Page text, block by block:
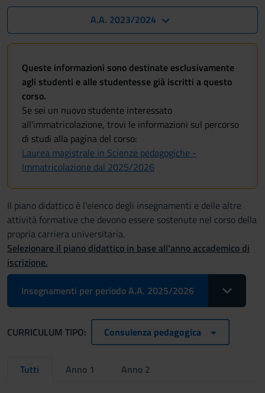
A.A. 2023/2024
Queste informazioni sono destinate esclusivamente
agli studenti e alle studentesse già iscritti a questo
corso.
Se sei un nuovo studente interessato
all'immatricolazione, trovi le informazioni sul percorso
di studi alla pagina del corso:
Laurea magistrale in Scienze pedagogiche -
Immatricolazione dal 2025/2026
Il piano didattico è l'elenco degli insegnamenti e delle altre
attività formative che devono essere sostenute nel corso della
propria carriera universitaria.
Selezionare il piano didattico in base all'anno accademico di
iscrizione.
Insegnamenti per periodo A.A. 2025/2026
Toggle
CURRICULUM TIPO: Consulenza pedagogica
Tutti Anno 1 Anno 2